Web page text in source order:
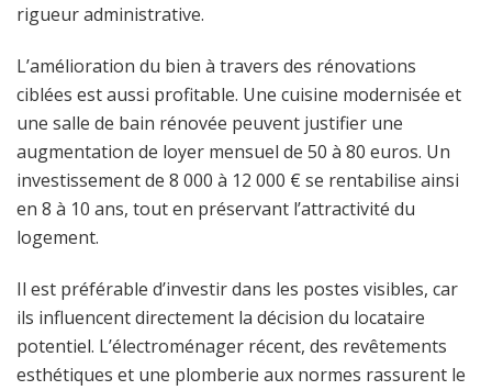
rigueur administrative.
L’amélioration du bien à travers des rénovations
ciblées est aussi profitable. Une cuisine modernisée et
une salle de bain rénovée peuvent justifier une
augmentation de loyer mensuel de 50 à 80 euros. Un
investissement de 8 000 à 12 000 € se rentabilise ainsi
en 8 à 10 ans, tout en préservant l’attractivité du
logement.
Il est préférable d’investir dans les postes visibles, car
ils influencent directement la décision du locataire
potentiel. L’électroménager récent, des revêtements
esthétiques et une plomberie aux normes rassurent le